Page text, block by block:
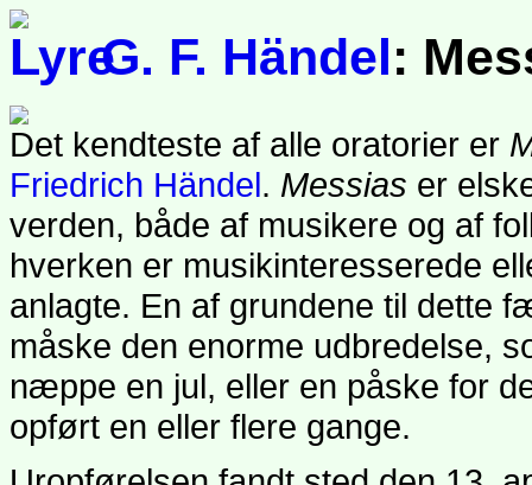
G. F. Händel:
Det kendteste af alle oratorier er
Friedrich Händel. Messias er
verden, både af musikere og af
hverken er musikinteresserede
anlagte. En af grundene til dette
måske den enorme udbredelse,
næppe en jul, eller en påske for
opført en eller flere gange.